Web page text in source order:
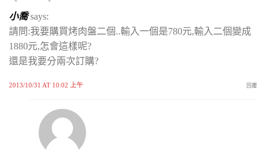
小喬 says:
請問:我要購買烤肉盤二個..輸入一個是780元,輸入二個變成
1880元,怎會這樣呢?
還是我要分兩次訂購?
2013/10/31 AT 10:02 上午 回覆